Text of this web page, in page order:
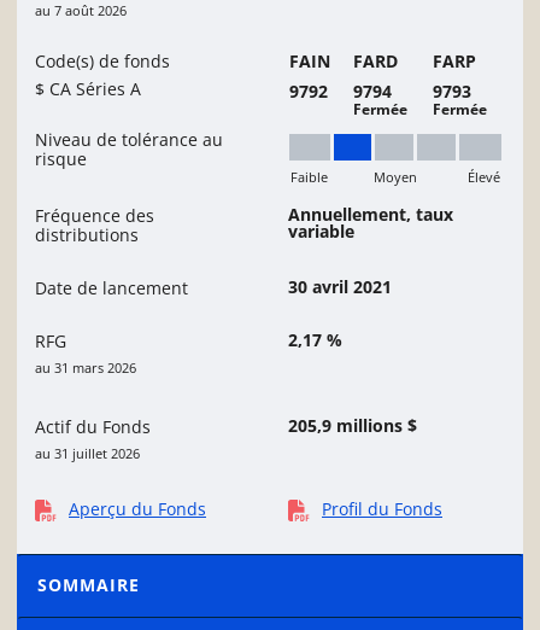
au 7 août 2026
Code(s) de fonds
$ CA Séries A
FAIN FARD
FARP
9792
9794
Fermée
9793
Fermée
Niveau de tolérance au
risque
Faible à moyen
Faible Moyen Élevé
Fréquence des
distributions
Annuellement, taux
variable
Date de lancement 30 avril 2021
RFG
au 31 mars 2026
2,17 %
Actif du Fonds
au 31 juillet 2026
205,9 millions $
Aperçu du Fonds Profil du Fonds
SOMMAIRE